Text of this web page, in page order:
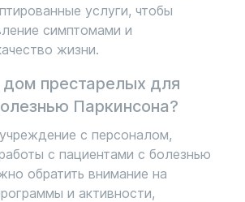
услуги, чтобы
симптомами и
жизни.
престарелых для
Паркинсона?
с персоналом,
с пациентами с болезнью
обратить внимание на
и активности,